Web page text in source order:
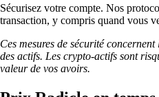
Sécurisez votre compte. Nos
transaction, y compris quand vous
Ces mesures de sécurité
des actifs. Les crypto-actifs sont
valeur de vos avoirs.